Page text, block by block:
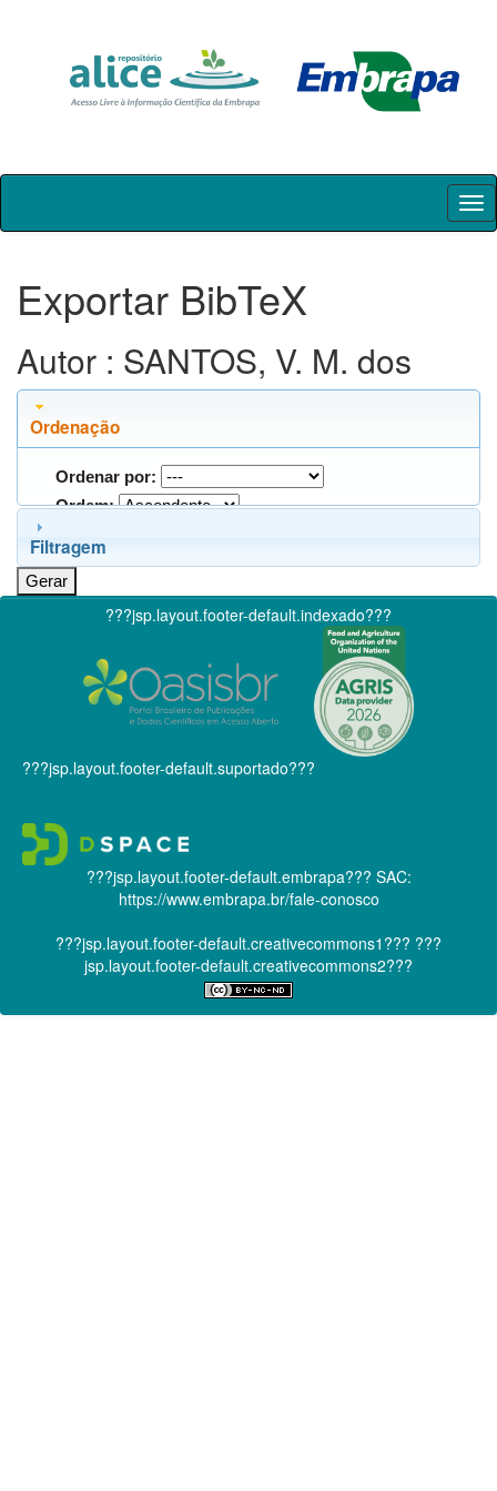
Skip
Exportar BibTeX
Autor : SANTOS, V. M. dos
Ordenação
Ordenar por:
Ordem:
Filtragem
???jsp.layout.footer-default.indexado???
???jsp.layout.footer-default.suportado???
???jsp.layout.footer-default.embrapa??? SAC:
https://www.embrapa.br/fale-conosco
???jsp.layout.footer-default.creativecommons1??? ???
jsp.layout.footer-default.creativecommons2???